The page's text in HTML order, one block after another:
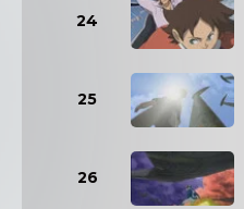
24
25
26